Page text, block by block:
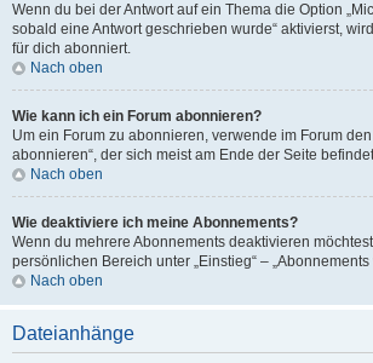
Wenn du bei der Antwort auf ein Thema die Option
sobald eine Antwort geschrieben wurde“ aktivierst,
für dich abonniert.
Nach oben
Wie kann ich ein Forum abonnieren?
Um ein Forum zu abonnieren, verwende im Forum
abonnieren“, der sich meist am Ende der Seite
Nach oben
Wie deaktiviere ich meine Abonnements?
Wenn du mehrere Abonnements deaktivieren
persönlichen Bereich unter „Einstieg“ –
Nach oben
Dateianhänge